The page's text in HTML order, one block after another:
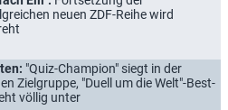
neuen ZDF-Reihe wird
"Quiz-Champion" siegt in der
Zielgruppe, "Duell um die Welt"-Best-
völlig unter